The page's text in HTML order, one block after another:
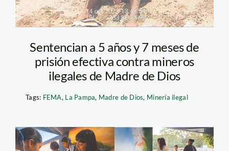
Sentencian a 5 años y 7 meses de
prisión efectiva contra mineros
ilegales de Madre de Dios
Tags: FEMA, La Pampa, Madre de Dios, Minería ilegal